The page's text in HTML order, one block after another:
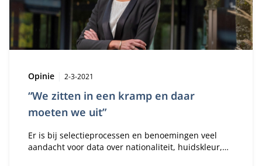
“We zitten in een kramp en daar
moeten we uit”
Type:
Opinie Publicatiedatum:
2-3-2021
Er is bij selectieprocessen en benoemingen veel
aandacht voor data over nationaliteit, huidskleur,